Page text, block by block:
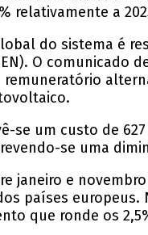
relativamente a
do sistema é
O comunicado
se um custo de
se uma
janeiro e
países
que ronde os